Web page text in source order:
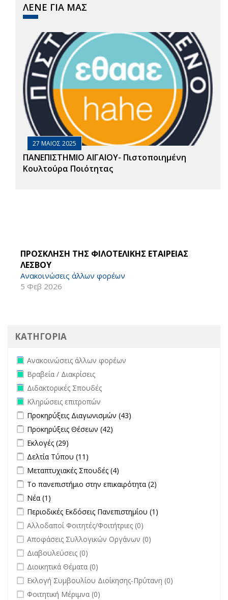
ΛΕΝΕ ΓΙΑ ΜΑΣ
27 ΜΑΙΟΣ 2025
ΠΑΝΕΠΙΣΤΗΜΙΟ ΑΙΓΑΙΟΥ- Πιστοποιημένη
Κουλτούρα Ποιότητας
ΠΡΟΣΚΛΗΣΗ ΤΗΣ ΦΙΛΟΤΕΛΙΚΗΣ ΕΤΑΙΡΕΙΑΣ
ΛΕΣΒΟΥ
Ανακοινώσεις άλλων φορέων
5 Φεβ 2026
ΚΑΤΗΓΟΡΙΑ
Remove Ανακοινώσεις άλλων φορέων filter
Ανακοινώσεις άλλων φορέων
Remove Βραβεία / Διακρίσεις filter
Βραβεία / Διακρίσεις
Remove Διδακτορικές Σπουδές filter
Διδακτορικές Σπουδές
Remove Κληρώσεις επιτροπών filter
Κληρώσεις επιτροπών
Apply Προκηρύξεις Διαγωνισμών filter
Προκηρύξεις Διαγωνισμών (43)
Apply Προκηρύξεις Θέσεων filter
Προκηρύξεις Θέσεων (42)
Apply Εκλογές filter
Εκλογές (29)
Apply Δελτία Τύπου filter
Δελτία Τύπου (11)
Apply Μεταπτυχιακές Σπουδές filter
Μεταπτυχιακές Σπουδές (4)
Apply Το πανεπιστήμιο στην επικαιρότητα filter
Το πανεπιστήμιο στην επικαιρότητα (2)
Apply Νέα filter
Νέα (1)
Apply Περιοδικές Εκδόσεις Πανεπιστημίου filter
Περιοδικές Εκδόσεις Πανεπιστημίου (1)
undefined
Αλλοδαποί Φοιτητές/Φοιτήτριες (0)
undefined
Αποφάσεις Συλλογικών Οργάνων (0)
undefined
Διαβουλεύσεις (0)
undefined
Διοικητικά Θέματα (0)
undefined
Εκλογή Συμβουλίου Διοίκησης-Πρύτανη (0)
undefined
Φοιτητική Μέριμνα (0)